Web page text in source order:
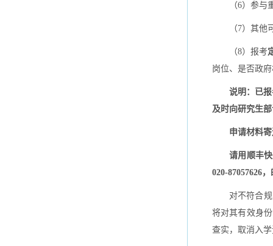
（6）参
（7）其
（8）报考
岗位、是否政
说明：已
及时向研究生
申请材料
请用顺丰
020-87057626
对不符合
将对其有效身
查实，取消入